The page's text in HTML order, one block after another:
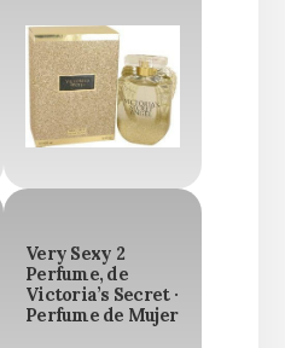
Very Sexy 2
Perfume, de
Victoria’s Secret ·
Perfume de Mujer